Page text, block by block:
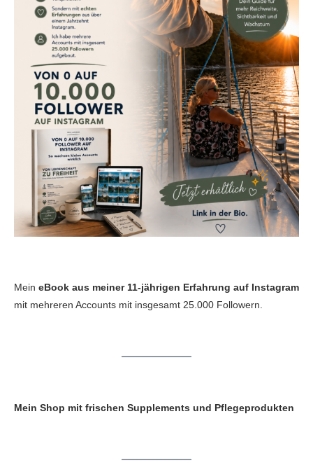
Mein eBook aus meiner 11-jährigen Erfahrung auf Instagram
mit mehreren Accounts mit insgesamt 25.000 Followern.
Mein Shop mit frischen Supplements und Pflegeprodukten